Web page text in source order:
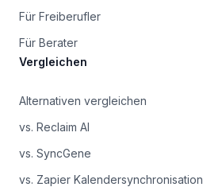
Für Freiberufler
Für Berater
Vergleichen
Alternativen vergleichen
vs. Reclaim AI
vs. SyncGene
vs. Zapier Kalendersynchronisation